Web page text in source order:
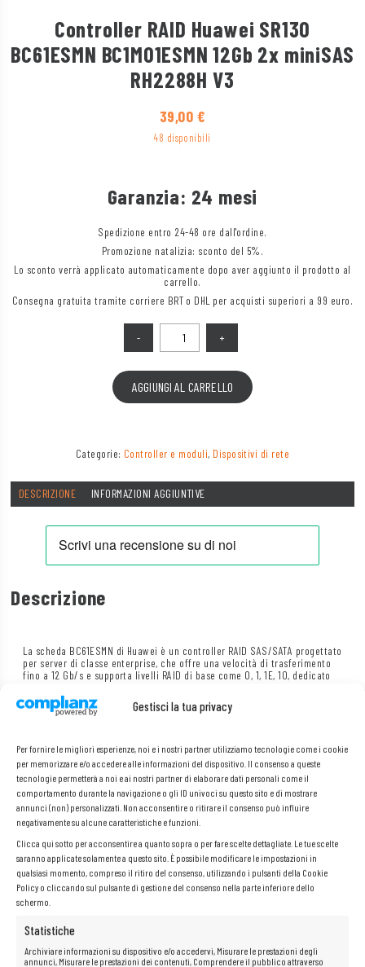
Gestisci la tua privacy
Per fornire le migliori esperienze, noi e i nostri partner utilizziamo tecnologie come i cookie
per memorizzare e/o accedere alle informazioni del dispositivo. Il consenso a queste
tecnologie permetterà a noi e ai nostri partner di elaborare dati personali come il
comportamento durante la navigazione o gli ID univoci su questo sito e di mostrare
annunci (non) personalizzati. Non acconsentire o ritirare il consenso può influire
negativamente su alcune caratteristiche e funzioni.
Clicca qui sotto per acconsentire a quanto sopra o per fare scelte dettagliate. Le tue scelte
saranno applicate solamente a questo sito. È possibile modificare le impostazioni in
qualsiasi momento, compreso il ritiro del consenso, utilizzando i pulsanti della Cookie
Policy o cliccando sul pulsante di gestione del consenso nella parte inferiore dello
schermo.
Statistiche
Archiviare informazioni su dispositivo e/o accedervi, Misurare le prestazioni degli
annunci, Misurare le prestazioni dei contenuti, Comprendere il pubblico attraverso
Controller RAID Huawei SR130
BC61ESMN BC1M01ESMN 12Gb 2x miniSAS
RH2288H V3
39,00 €
48 disponibili
Garanzia: 24 mesi
Spedizione entro 24-48 ore dall'ordine.
Promozione natalizia: sconto del 5%.
Lo sconto verrà applicato automaticamente dopo aver aggiunto il prodotto al
carrello.
Consegna gratuita tramite corriere BRT o DHL per acquisti superiori a 99 euro.
AGGIUNGI AL CARRELLO
Categorie: Controller e moduli, Dispositivi di rete
DESCRIZIONE INFORMAZIONI AGGIUNTIVE
Descrizione
La scheda BC61ESMN di Huawei è un controller RAID SAS/SATA progettato
per server di classe enterprise, che offre una velocità di trasferimento
fino a 12 Gb/s e supporta livelli RAID di base come 0, 1, 1E, 10, dedicato
dispone di una propria memoria cache (no-cache design), il che
semplifica l’integrazione e la manutenzione in ambienti con requisiti di
la configurazione di array di dischi SAS o SATA e aumentando il livello di
protezione dei dati e le prestazioni del sistema.
Specifiche:
Produttore: Huawei
Modello: SR130
P/N:BC61ESMN BC1M01ESMN
Velocità interfaccia SAS/SATA: fino a
Livelli RAID supportati: 0, 1, 1E, 10